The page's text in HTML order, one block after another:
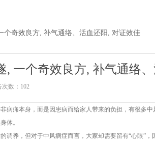
个奇效良方, 补气通络、活血还阳, 对证效佳
, 一个奇效良方, 补气通络
数：102
病痛本身，而是因患病而给家人带来的负担，有很多
体。
调养，但对于中风病症而言，大家却需要留有“心眼”